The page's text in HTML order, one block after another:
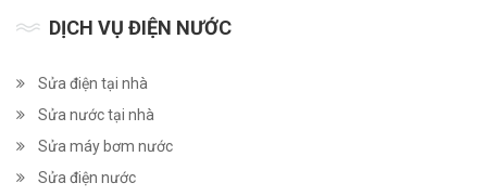
DỊCH VỤ ĐIỆN NƯỚC
Sửa điện tại nhà
Sửa nước tại nhà
Sửa máy bơm nước
Sửa điện nước